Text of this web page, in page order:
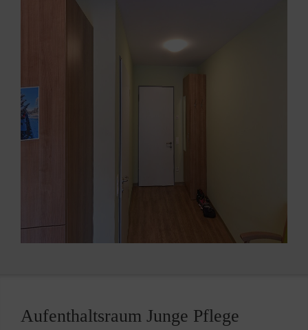
Aufenthaltsraum Junge Pflege